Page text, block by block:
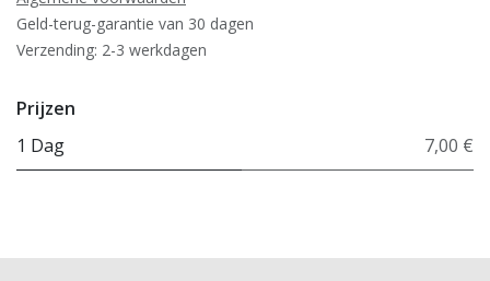
Geld-terug-garantie van 30 dagen
Verzending: 2-3 werkdagen
Prijzen
1 Dag
7,00 €